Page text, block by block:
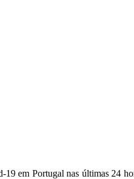
em Portugal nas últimas 24